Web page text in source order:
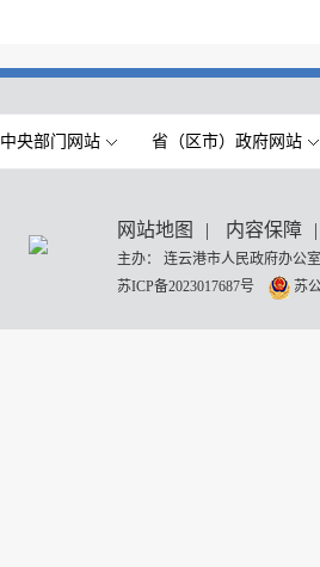
中央部门网站 省（区市）政府网站
网站地图 | 内容保障 |
主办： 连云港市人民政府办
苏ICP备2023017687号
苏